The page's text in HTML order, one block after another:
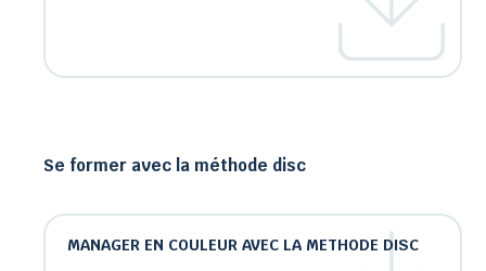
Se former avec la méthode disc
MANAGER EN COULEUR AVEC LA METHODE DISC